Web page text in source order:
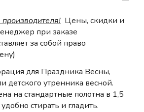
Цены, скидки и
при заказе
за собой право
для Праздника Весны,
детского утренника весной.
на стандартные полотна в 1,5
стирать и гладить.